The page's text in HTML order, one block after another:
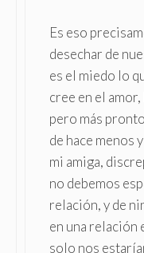
Es eso
desechar de
es el miedo lo
cree en el
pero más
de hace menos
mi amiga,
no debemos
relación, y de
en una relación
solo nos